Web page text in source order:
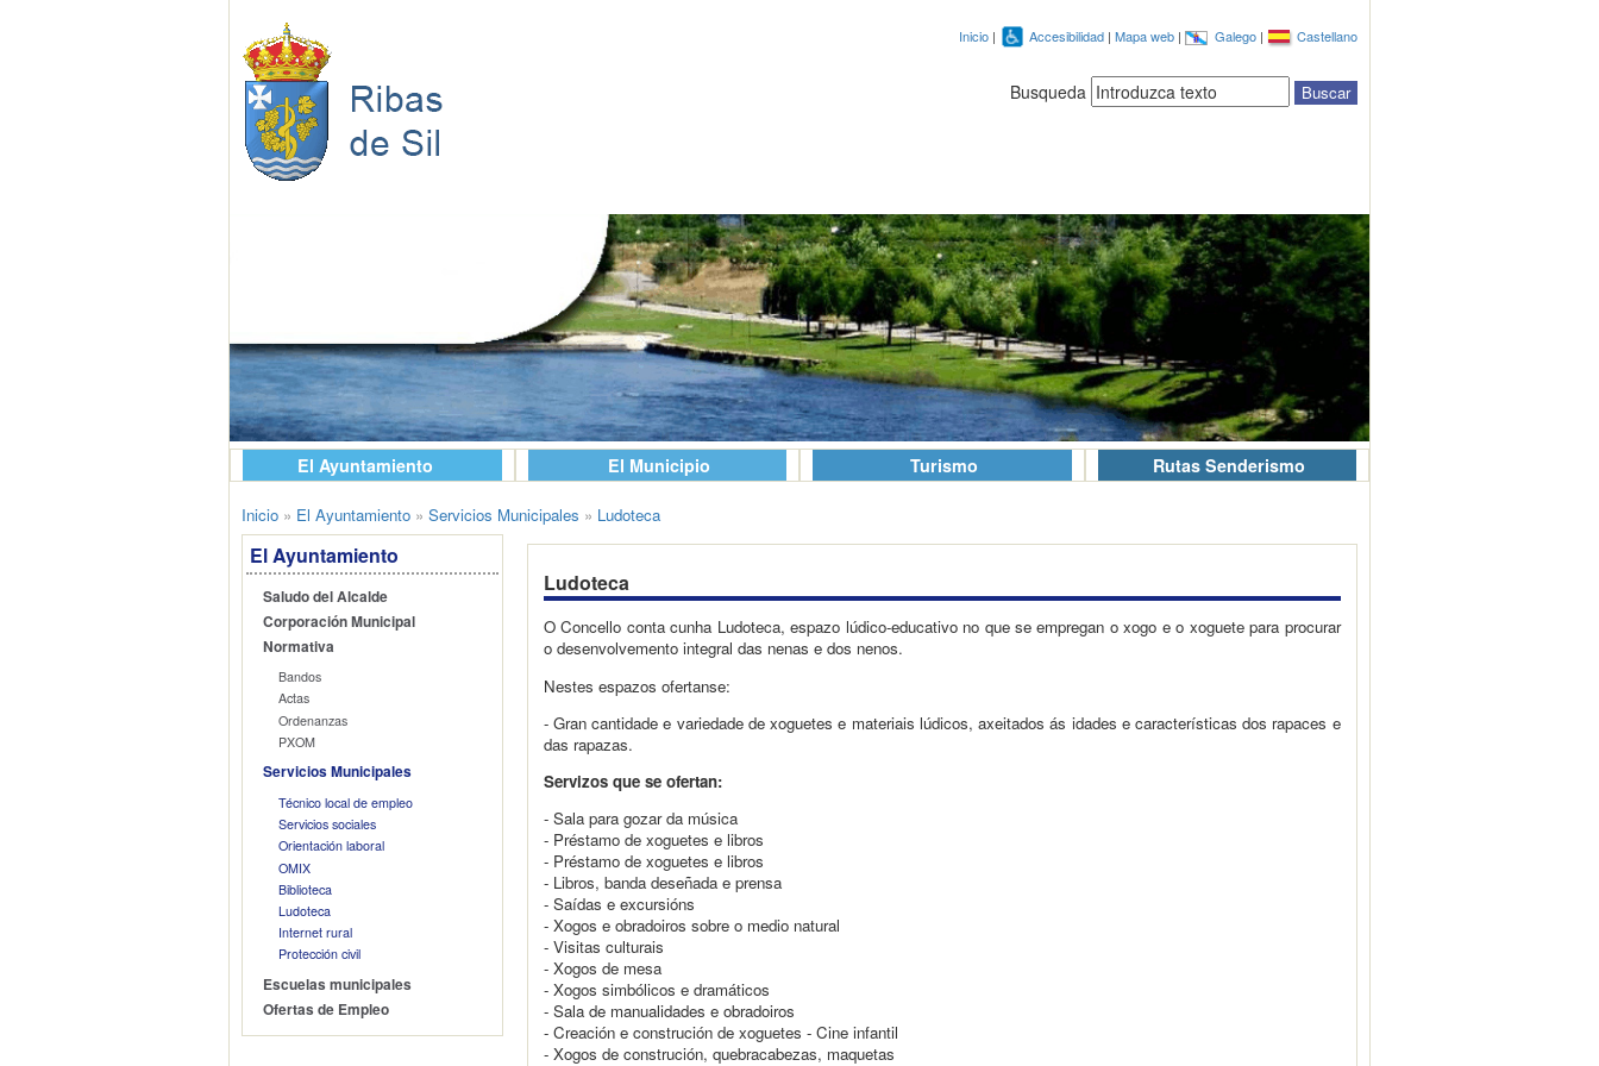
Inicio | Accesibilidad | Mapa web | Galego | Castellano
Busqueda
El Ayuntamiento El Municipio Turismo Rutas Senderismo
Inicio » El Ayuntamiento » Servicios Municipales » Ludoteca
El Ayuntamiento
Saludo del Alcalde
Corporación Municipal
Normativa
Bandos
Actas
Ordenanzas
PXOM
Servicios Municipales
Técnico local de empleo
Servicios sociales
Orientación laboral
OMIX
Biblioteca
Ludoteca
Internet rural
Protección civil
Escuelas municipales
Ofertas de Empleo
Ludoteca
O Concello conta cunha Ludoteca, espazo lúdico-educativo no que se empregan o xogo e o xoguete para procurar
o desenvolvemento integral das nenas e dos nenos.
Nestes espazos ofertanse:
- Gran cantidade e variedade de xoguetes e materiais lúdicos, axeitados ás idades e características dos rapaces e
das rapazas.
Servizos que se ofertan:
- Sala para gozar da música
- Préstamo de xoguetes e libros
- Préstamo de xoguetes e libros
- Libros, banda deseñada e prensa
- Saídas e excursións
- Xogos e obradoiros sobre o medio natural
- Visitas culturais
- Xogos de mesa
- Xogos simbólicos e dramáticos
- Sala de manualidades e obradoiros
- Creación e construción de xoguetes - Cine infantil
- Xogos de construción, quebracabezas, maquetas